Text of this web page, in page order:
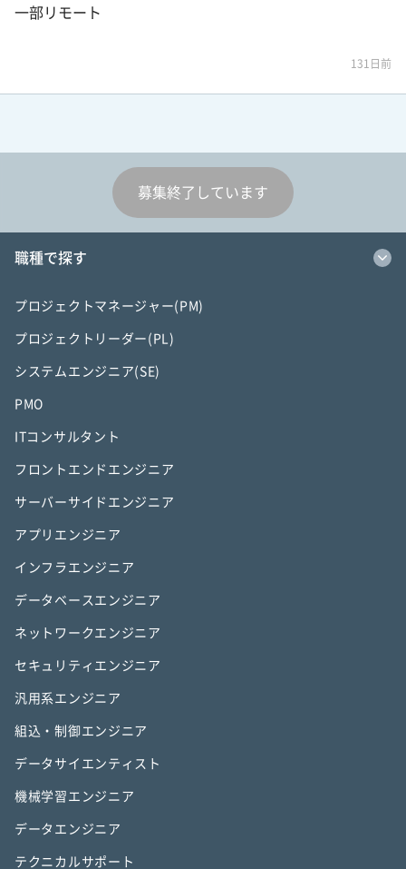
一部リモート
131日前
募集終了しています
職種で探す
プロジェクトマネージャー(PM)
プロジェクトリーダー(PL)
システムエンジニア(SE)
PMO
ITコンサルタント
フロントエンドエンジニア
サーバーサイドエンジニア
アプリエンジニア
インフラエンジニア
データベースエンジニア
ネットワークエンジニア
セキュリティエンジニア
汎用系エンジニア
組込・制御エンジニア
データサイエンティスト
機械学習エンジニア
データエンジニア
テクニカルサポート